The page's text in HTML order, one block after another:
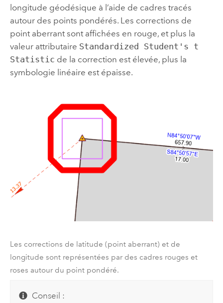
longitude géodésique à l’aide de cadres tracés
autour des points pondérés. Les corrections de
point aberrant sont affichées en rouge, et plus la
valeur attributaire Standardized Student's t
Statistic de la correction est élevée, plus la
symbologie linéaire est épaisse.
Les corrections de latitude (point aberrant) et de
longitude sont représentées par des cadres rouges et
roses autour du point pondéré.
Conseil :